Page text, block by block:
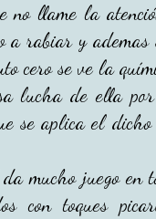
no llame la
a rabiar y
cero se ve la
lucha de ella
se aplica el
mucho juego en
con toques